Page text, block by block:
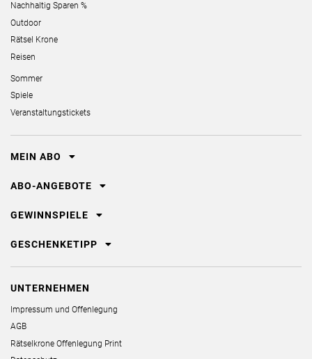
Nachhaltig Sparen %
Outdoor
Rätsel Krone
Reisen
Sommer
Spiele
Veranstaltungstickets
MEIN ABO
ABO-ANGEBOTE
GEWINNSPIELE
GESCHENKETIPP
UNTERNEHMEN
Impressum und Offenlegung
AGB
Rätselkrone Offenlegung Print